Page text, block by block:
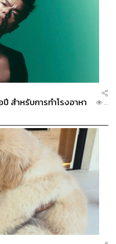
สำหรับการทำโรงอาหา
...